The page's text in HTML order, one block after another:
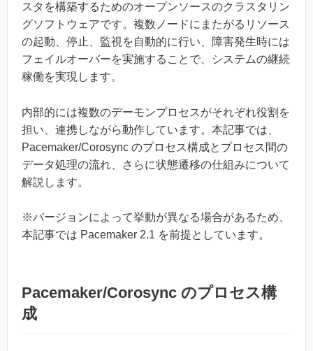
スタを構築するためのオープンソースのクラスタリン
グソフトウェアです。複数ノードにまたがるリソース
の起動、停止、監視を自動的に行い、障害発生時には
フェイルオーバーを実施することで、システムの継続
稼働を実現します。
内部的には複数のデーモンプロセスがそれぞれ役割を
担い、連携しながら動作しています。本記事では、
Pacemaker/Corosync のプロセス構成とプロセス間の
データ処理の流れ、さらに状態遷移の仕組みについて
解説します。
※バージョンによって挙動が異なる場合があるため、
本記事では Pacemaker 2.1 を前提としています。
Pacemaker/Corosync のプロセス構
成